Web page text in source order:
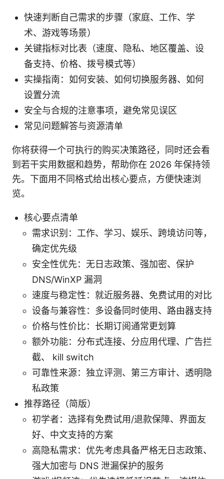
快速判断自己需求的步骤（家庭、工作、学
术、游戏等场景）
关键指标对比表（速度、隐私、地区覆盖、设
备支持、价格、拨号模式等）
实操指南：如何安装、如何切换服务器、如何
设置分流
安全与合规的注意事项，避免常见误区
常见问题解答与资源清单
你将获得一个可执行的购买决策路径，同时还会看
到若干实用数据和趋势，帮助你在 2026 年保持领
先。下面用不同格式给出核心要点，方便快速浏
览。
核心要点清单
需求识别：工作、学习、娱乐、跨境访问等，
确定优先级
安全性优先：无日志政策、强加密、保护
DNS/WinXP 漏洞
速度与稳定性：就近服务器、免费试用的对比
设备与兼容性：多设备同时使用、路由器支持
价格与性价比：长期订阅通常更划算
额外功能：分布式连接、分应用代理、广告拦
截、 kill switch
可靠性来源：独立评测、第三方审计、透明隐
私政策
推荐路径（简版）
初学者：选择有免费试用/退款保障、界面友
好、中文支持的方案
高隐私需求：优先考虑具备严格无日志政策、
强大加密与 DNS 泄漏保护的服务